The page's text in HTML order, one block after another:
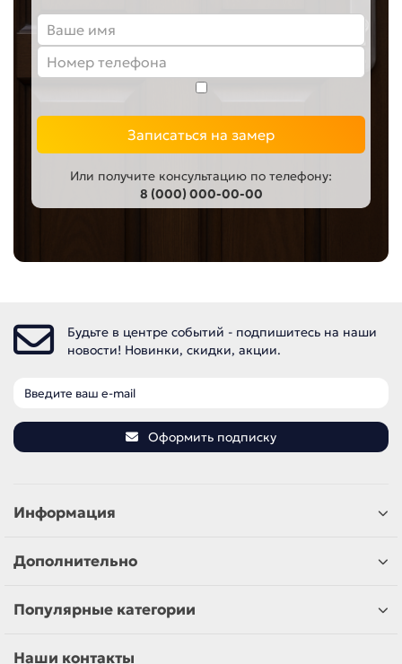
Записаться на замер
Или получите консультацию по телефону:
8 (000) 000-00-00
Будьте в центре событий - подпишитесь на наши
новости! Новинки, скидки, акции.
Оформить подписку
Информация
Дополнительно
Популярные категории
Наши контакты